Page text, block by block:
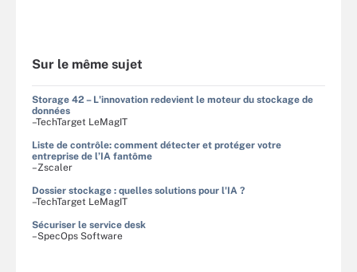
Sur le même sujet
Storage 42 – L'innovation redevient le moteur du stockage de
données
–TechTarget LeMagIT
Liste de contrôle: comment détecter et protéger votre
entreprise de l’IA fantôme
–Zscaler
Dossier stockage : quelles solutions pour l'IA ?
–TechTarget LeMagIT
Sécuriser le service desk
–SpecOps Software